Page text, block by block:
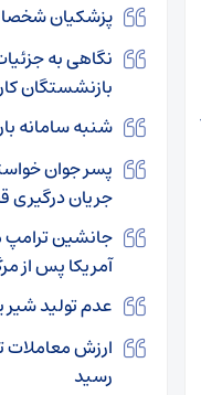
پزشکیان شخصا
نگاهی به
بازنشستگان
شنبه سامانه
پسر جوان
جریان درگیری
جانشین
آمریکا پس از
عدم تولید شیر
رسید